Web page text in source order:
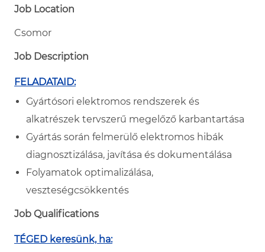
Job Location
Csomor
Job Description
FELADATAID:
Gyártósori elektromos rendszerek és
alkatrészek tervszerű megelőző karbantartása
Gyártás során felmerülő elektromos hibák
diagnosztizálása, javítása és dokumentálása
Folyamatok optimalizálása,
veszteségcsökkentés
Job Qualifications
TÉGED keresünk, ha: